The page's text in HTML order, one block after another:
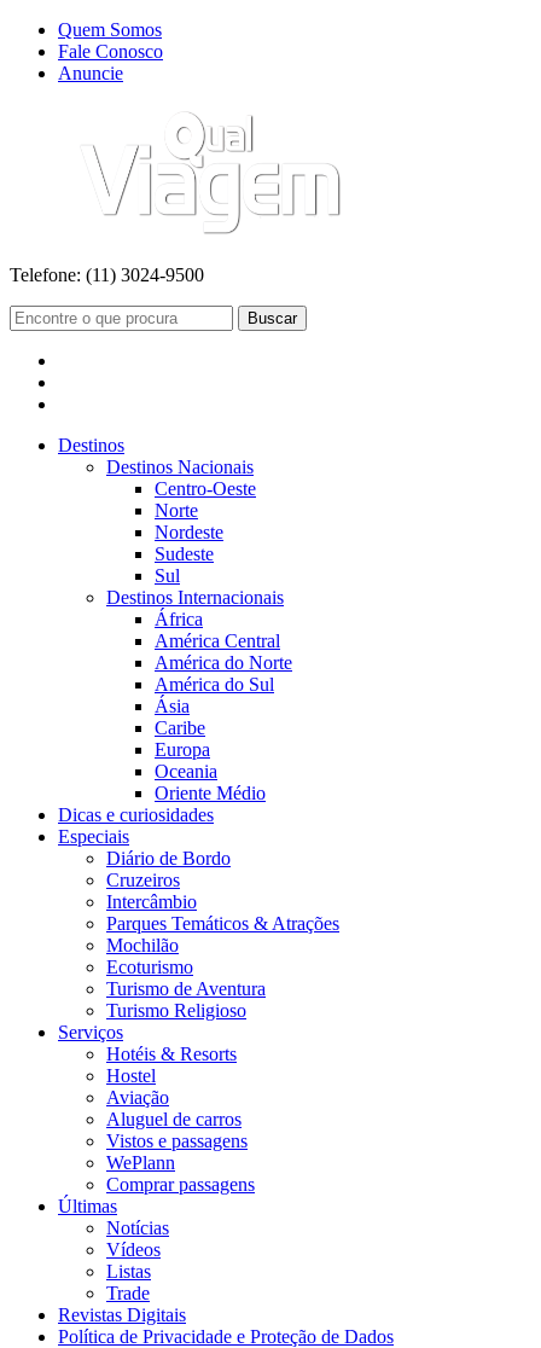
Quem Somos
Fale Conosco
Anuncie
Telefone: (11) 3024-9500
Buscar
Destinos
Destinos Nacionais
Centro-Oeste
Norte
Nordeste
Sudeste
Sul
Destinos Internacionais
África
América Central
América do Norte
América do Sul
Ásia
Caribe
Europa
Oceania
Oriente Médio
Dicas e curiosidades
Especiais
Diário de Bordo
Cruzeiros
Intercâmbio
Parques Temáticos & Atrações
Mochilão
Ecoturismo
Turismo de Aventura
Turismo Religioso
Serviços
Hotéis & Resorts
Hostel
Aviação
Aluguel de carros
Vistos e passagens
WePlann
Comprar passagens
Últimas
Notícias
Vídeos
Listas
Trade
Revistas Digitais
Política de Privacidade e Proteção de Dados